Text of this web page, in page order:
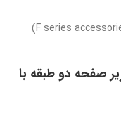
صفحه دو طبقه با